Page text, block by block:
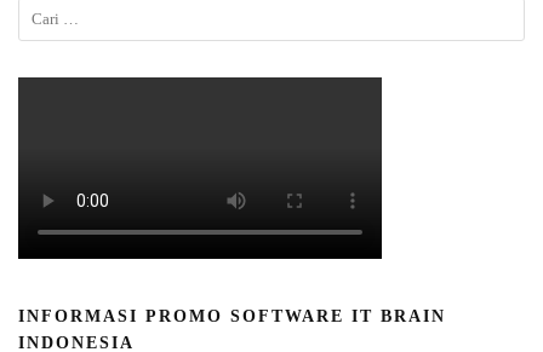
INFORMASI PROMO SOFTWARE IT BRAIN
INDONESIA